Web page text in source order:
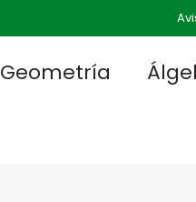
Geometría